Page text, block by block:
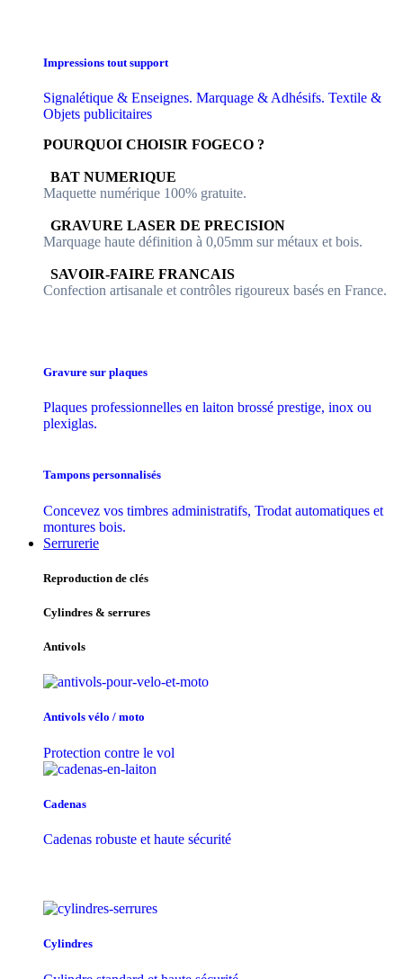
Impressions tout support
Signalétique & Enseignes. Marquage & Adhésifs. Textile &
Objets publicitaires
POURQUOI CHOISIR FOGECO ?
​​ BAT NUMERIQUE
Maquette numérique 100% ​gratuite.
​GRAVURE LASER DE PRECISION
Marquage haute définition à 0,05mm sur métaux et bois.
​SAVOIR-FAIRE FRANCAIS
Confection artisanale et contrôles ​rigoureux basés en France.
Gravure sur plaques
Plaques professionnelles en laiton brossé prestige, inox ou
plexiglas.
Tampons personnalisés
Concevez vos timbres administratifs, Trodat automatiques et
montures bois.
Serrurerie
Reproduction de clés
Cylindres & serrures
Antivols
Antivols vélo / moto
Protection contre le vol
Cadenas
Cadenas robuste et haute sécurité
Cylindres